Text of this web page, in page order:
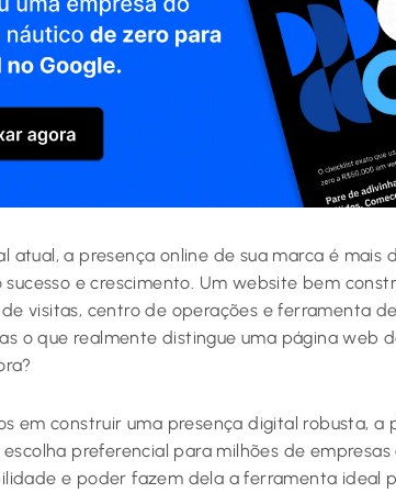
atual, a presença online de sua marca é mais
e crescimento. Um website bem
visitas, centro de operações e ferramenta
o que realmente distingue uma página web
em construir uma presença digital robusta, a
preferencial para milhões de
e poder fazem dela a ferramenta ideal